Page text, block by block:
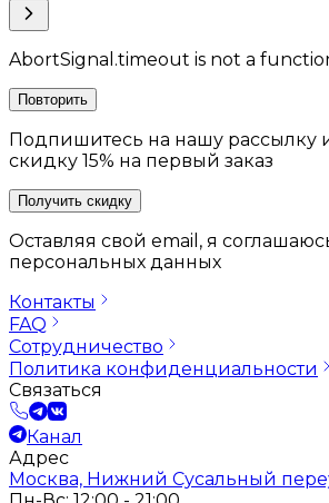
AbortSignal.timeout is not a
Повторить
Подпишитесь на нашу рассылку
скидку 15% на первый заказ
Получить скидку
Оставляя свой email, я
персональных данных
Контакты
FAQ
Сотрудничество
Политика конфиденциальности
Связаться
Канал
Адрес
Москва, Нижний Сусальный